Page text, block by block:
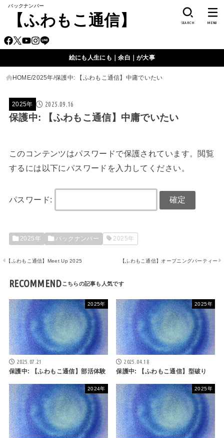
バックナンバー
【ふわもこ通信】 SEARCH MENU
絵にも人生にも｜余白｜が大事
HOME 2025年 保護中: 【ふわもこ通信】中庸でいたい
2025年 2025.09.16
保護中: 【ふわもこ通信】中庸でいたい
このコンテンツはパスワードで保護されています。閲覧
するには以下にパスワードを入力してください。
パスワード:
2025年 バックナンバー 2025年
【ふわもこ通信】Meet Up 2025 【ふわもこ通信】オープニングパーティー
RECOMMEND
2025年
2025.07.21
保護中: 【ふわもこ通信】部活体験
2025年
2025.04.18
保護中: 【ふわもこ通信】型破り
2024年 2025年